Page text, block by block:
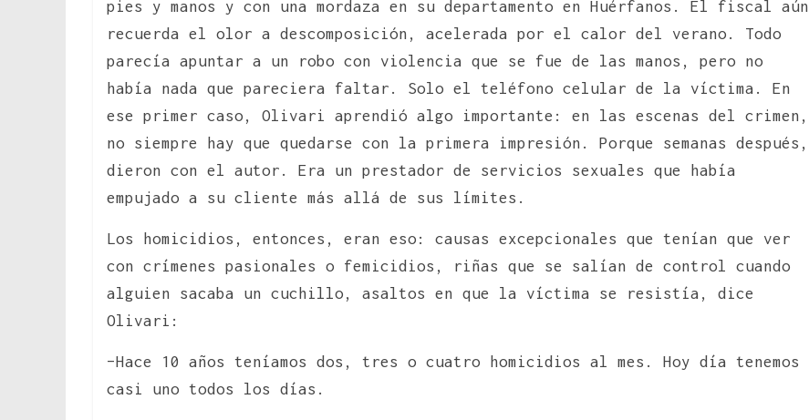
pies y manos y con una mordaza en su departamento en Huérfanos. El fiscal aún
recuerda el olor a descomposición, acelerada por el calor del verano. Todo
parecía apuntar a un robo con violencia que se fue de las manos, pero no
había nada que pareciera faltar. Solo el teléfono celular de la víctima. En
ese primer caso, Olivari aprendió algo importante: en las escenas del crimen,
no siempre hay que quedarse con la primera impresión. Porque semanas después,
dieron con el autor. Era un prestador de servicios sexuales que había
empujado a su cliente más allá de sus límites.
Los homicidios, entonces, eran eso: causas excepcionales que tenían que ver
con crímenes pasionales o femicidios, riñas que se salían de control cuando
alguien sacaba un cuchillo, asaltos en que la víctima se resistía, dice
Olivari:
–Hace 10 años teníamos dos, tres o cuatro homicidios al mes. Hoy día tenemos
casi uno todos los días.